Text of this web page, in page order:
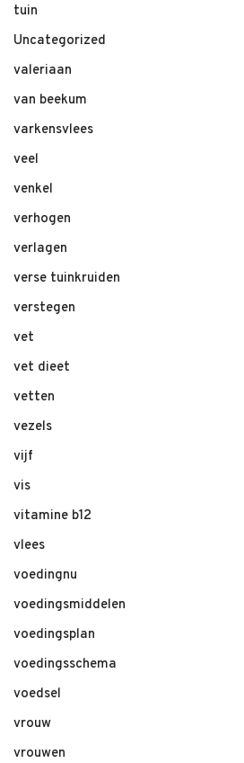
tuin
Uncategorized
valeriaan
van beekum
varkensvlees
veel
venkel
verhogen
verlagen
verse tuinkruiden
verstegen
vet
vet dieet
vetten
vezels
vijf
vis
vitamine b12
vlees
voedingnu
voedingsmiddelen
voedingsplan
voedingsschema
voedsel
vrouw
vrouwen